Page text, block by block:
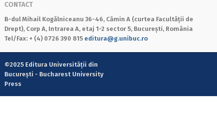
CONTACT
B-dul Mihail Kogălniceanu 36-46, Cămin A (curtea Facultății de
Drept), Corp A, Intrarea A, etaj 1-2 sector 5, București, România
Tel/Fax: + (4) 0726 390 815 editura@g.unibuc.ro
©2025 Editura Universității din
București - Bucharest University
Press